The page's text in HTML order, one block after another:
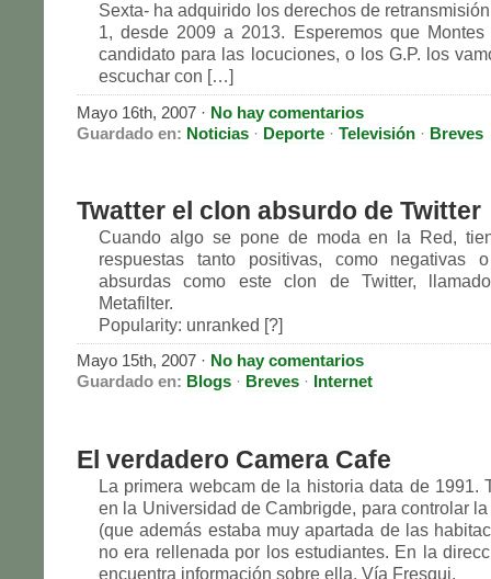
Sexta- ha adquirido los derechos de
1, desde 2009 a 2013. Esperemos que
candidato para las locuciones, o los G.P. los
escuchar con […]
Mayo 16th, 2007 · No hay comentarios
Guardado en: Noticias · Deporte · Televisión · Breves
Twatter el clon absurdo de Twitter
Cuando algo se pone de moda en la Red,
respuestas tanto positivas, como negativas
absurdas como este clon de Twitter,
Metafilter.
Popularity: unranked [?]
Mayo 15th, 2007 · No hay comentarios
Guardado en: Blogs · Breves · Internet
El verdadero Camera Cafe
La primera webcam de la historia data de 1991.
en la Universidad de Cambrigde, para controlar
(que además estaba muy apartada de las
no era rellenada por los estudiantes. En la
encuentra información sobre ella. Vía Fresqui.